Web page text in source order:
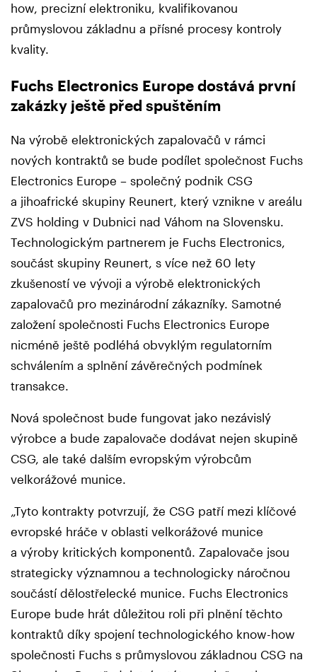
how, precizní elektroniku, kvalifikovanou
průmyslovou základnu a přísné procesy kontroly
kvality.
Fuchs Electronics Europe dostává první
zakázky ještě před spuštěním
Na výrobě elektronických zapalovačů v rámci
nových kontraktů se bude podílet společnost Fuchs
Electronics Europe – společný podnik CSG
a jihoafrické skupiny Reunert, který vznikne v areálu
ZVS holding v Dubnici nad Váhom na Slovensku.
Technologickým partnerem je Fuchs Electronics,
součást skupiny Reunert, s více než 60 lety
zkušeností ve vývoji a výrobě elektronických
zapalovačů pro mezinárodní zákazníky. Samotné
založení společnosti Fuchs Electronics Europe
nicméně ještě podléhá obvyklým regulatorním
schválením a splnění závěrečných podmínek
transakce.
Nová společnost bude fungovat jako nezávislý
výrobce a bude zapalovače dodávat nejen skupině
CSG, ale také dalším evropským výrobcům
velkorážové munice.
„Tyto kontrakty potvrzují, že CSG patří mezi klíčové
evropské hráče v oblasti velkorážové munice
a výroby kritických komponentů. Zapalovače jsou
strategicky významnou a technologicky náročnou
součástí dělostřelecké munice. Fuchs Electronics
Europe bude hrát důležitou roli při plnění těchto
kontraktů díky spojení technologického know-how
společnosti Fuchs s průmyslovou základnou CSG na